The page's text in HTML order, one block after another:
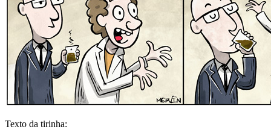
Texto da tirinha: